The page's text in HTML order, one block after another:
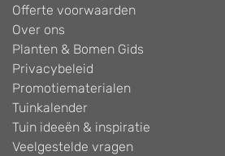
Offerte voorwaarden
Over ons
Planten & Bomen Gids
Privacybeleid
Promotiematerialen
Tuinkalender
Tuin ideeën & inspiratie
Veelgestelde vragen